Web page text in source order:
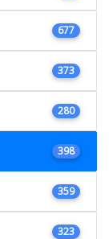
677
373
280
398
359
323